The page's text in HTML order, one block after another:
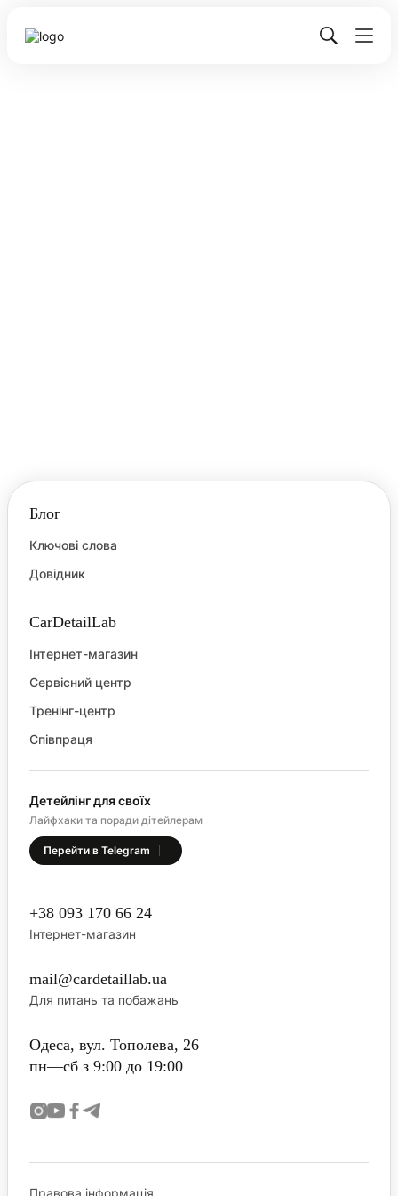
+38 093 170 66 24
Інтернет-магазин
mail@cardetaillab.ua
Для питань та побажань
Одеса, вул. Тополева, 26
пн—сб з 9:00 до 19:00
Блог
Ключові слова
Довідник
CarDetailLab
Інтернет-магазин
Сервісний центр
Тренінг-центр
Співпраця
Детейлінг для своїх
Лайфхаки та поради дітейлерам
Перейти в Telegram
Правова інформація